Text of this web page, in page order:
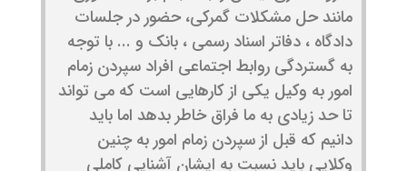
مانند حل مشکلات گمرکی، حضور در جلسات
دادگاه ، دفاتر اسناد رسمی ، بانک و ... با توجه
به گستردگی روابط اجتماعی افراد سپردن زمام
امور به وکیل یکی از کارهایی است که می تواند
تا حد زیادی به ما فراق خاطر بدهد اما باید
دانیم که قبل از سپردن زمام امور به چنین
وکلایی باید نسبت به ایشان آشنایی کاملی